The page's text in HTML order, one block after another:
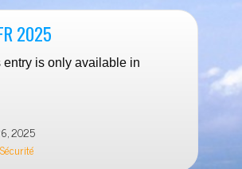
2025
entry is only available in
2025
Sécurité